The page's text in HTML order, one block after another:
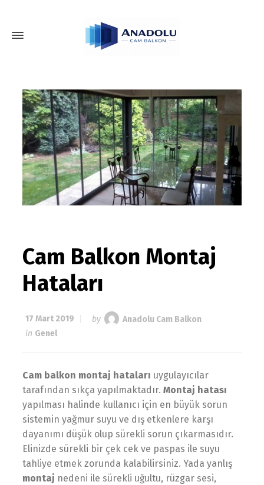
Cam Balkon Montaj
Hataları
17 Mart 2019 by
Anadolu Cam Balkon
in Genel
Cam balkon montaj hataları uygulayıcılar
tarafından sıkça yapılmaktadır. Montaj hatası
yapılması halinde kullanıcı için en büyük sorun
sistemin yağmur suyu ve dış etkenlere karşı
dayanımı düşük olup sürekli sorun çıkarmasıdır.
Elinizde sürekli bir çek cek ve paspas ile suyu
tahliye etmek zorunda kalabilirsiniz. Yada yanlış
montaj nedeni ile sürekli uğultu, rüzgar sesi,